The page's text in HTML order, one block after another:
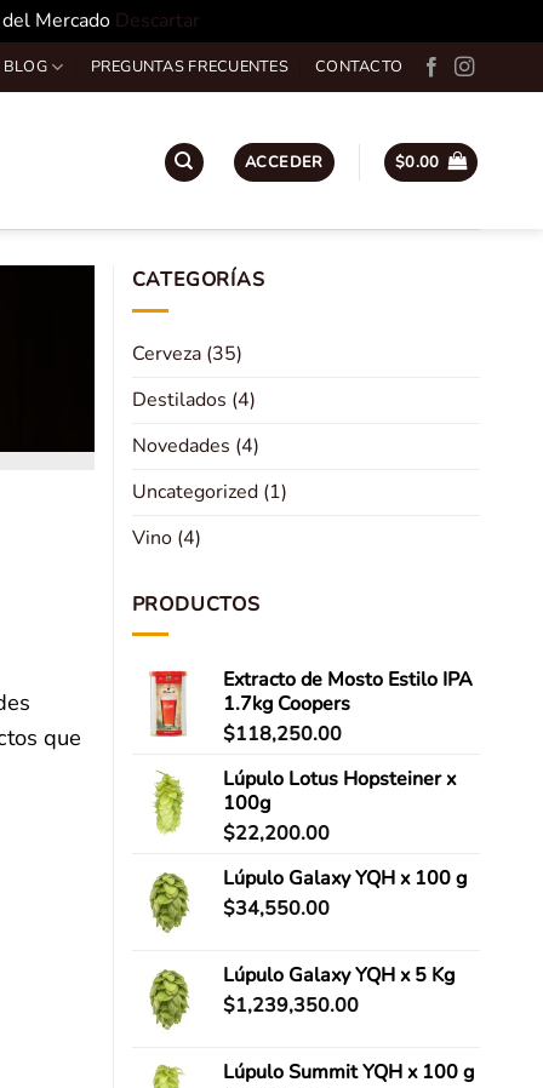
Mercado Descartar
PREGUNTAS FRECUENTES CONTACTO
ACCEDER $0.00
que
CATEGORÍAS
Cerveza(35)
Destilados (4)
Novedades (4)
Uncategorized(1)
Vino(4)
PRODUCTOS
Extracto de Mosto Estilo IPA
1.7kg Coopers
$118,250.00
Lúpulo Lotus Hopsteiner x
100g
$22,200.00
Lúpulo Galaxy YQH x 100 g
$34,550.00
Lúpulo Galaxy YQH x 5 Kg
$1,239,350.00
Lúpulo Summit YQH x 100 g